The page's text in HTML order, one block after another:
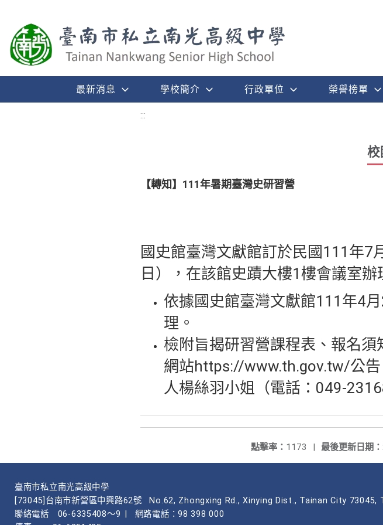
最新消息 學校簡介 行政單位 榮譽榜單
:::
校
【轉知】111年暑期臺灣史研習營
國史館臺灣文獻館訂於民國111年7
日），在該館史蹟大樓1樓會議室辦
依據國史館臺灣文獻館111年4
理。
檢附旨揭研習營課程表、報名
網站https://www.th.gov.tw/公
人楊絲羽小姐（電話：049-
最後更新日期：
點擊率： 1173 |
臺南市私立南光高級中學
[73045]台南市新營區中興路62號
No.62, Zhongxing Rd., Xinying Dist., Tainan City 73045,
聯絡電話
06-6335408～9
網路電話：98 398 000